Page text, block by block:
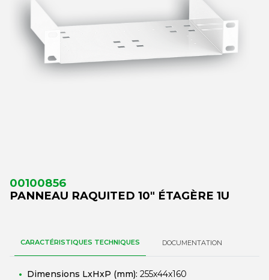
00100856
PANNEAU RAQUITED 10" ÉTAGÈRE 1U
CARACTÉRISTIQUES TECHNIQUES DOCUMENTATION
Dimensions LxHxP (mm): 255x44x160